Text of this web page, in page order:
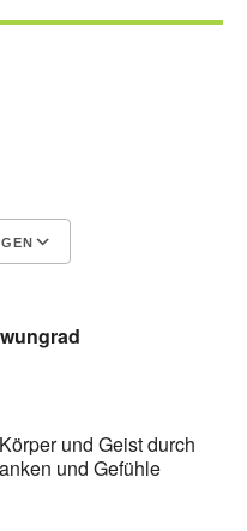
und Geist durch
und Gefühle